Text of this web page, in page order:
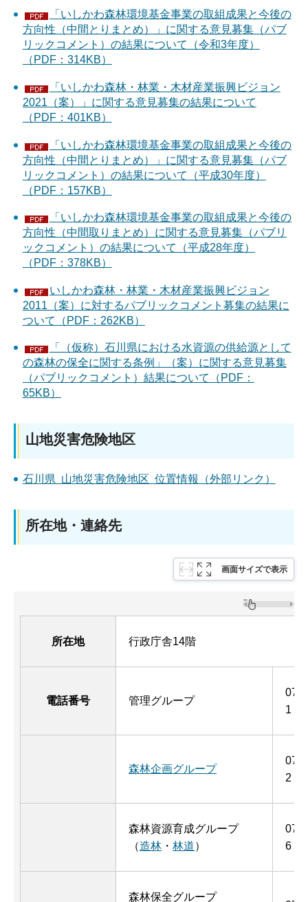
「いしかわ森林環境基金事業の取組成果と今後の
方向性（中間とりまとめ）」に関する意見募集（パブ
リックコメント）の結果について（令和3年度）
（PDF：314KB）
「いしかわ森林・林業・木材産業振興ビジョン
2021（案）」に関する意見募集の結果について
（PDF：401KB）
「いしかわ森林環境基金事業の取組成果と今後の
方向性（中間とりまとめ）」に関する意見募集（パブ
リックコメント）の結果について（平成30年度）
（PDF：157KB）
「いしかわ森林環境基金事業の取組成果と今後の
方向性（中間取りまとめ）に関する意見募集（パブリ
ックコメント）の結果について（平成28年度）
（PDF：378KB）
いしかわ森林・林業・木材産業振興ビジョン
2011（案）に対するパブリックコメント募集の結果に
ついて（PDF：262KB）
「（仮称）石川県における水資源の供給源として
の森林の保全に関する条例」（案）に関する意見募集
（パブリックコメント）結果について（PDF：
65KB）
山地災害危険地区
石川県 山地災害危険地区 位置情報（外部リンク）
所在地・連絡先
画面サイズで表示
所在地 行政庁舎14階
電話番号 管理グループ
1
森林企画グループ
2
森林資源育成グループ
（造林 ・ 林道）
6
森林保全グループ